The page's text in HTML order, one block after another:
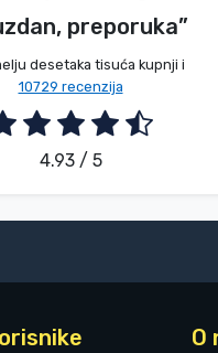
preporuka”
desetaka tisuća kupnji i
10729 recenzija
4.93 / 5
2026. 08. 06.
O